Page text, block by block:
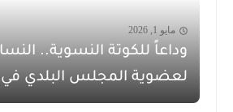
مايو 1, 2026
وداعاً للكوتة النسوية..
لعضوية المجلس البلدي في